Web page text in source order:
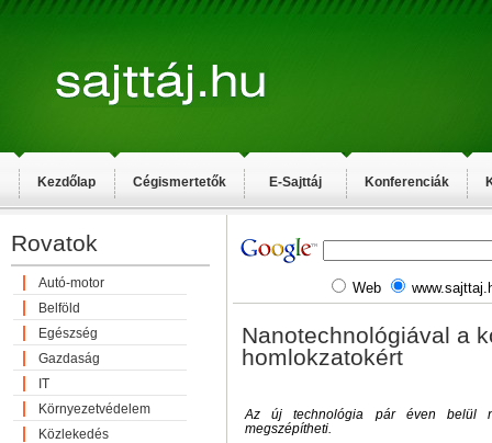
Kezdőlap Cégismertetők E-Sajttáj Konferenciák
Rovatok
Autó-motor
Belföld
Egészség
Gazdaság
IT
Környezetvédelem
Közlekedés
Web
Nanotechnológiával a
homlokzatokért
Az új technológia pár éven belül
megszépítheti.